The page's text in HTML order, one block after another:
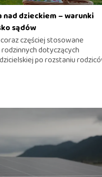
dzieckiem – warunki
sądów
częściej stosowane
dotyczących
po rozstaniu